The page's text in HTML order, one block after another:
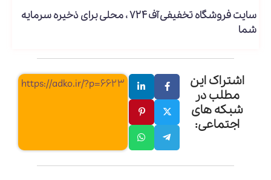
سایت فروشگاه تخفیفی آف۷۲۴ ، محلی برای ذخیره سرمایه
شما
اشتراک این
مطلب در
شبکه های
اجتماعی:
https://adko.ir/?p=6623